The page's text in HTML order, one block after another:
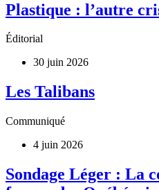
Plastique : l’autre
Éditorial
30 juin 2026
Les Talibans
Communiqué
4 juin 2026
Sondage Léger : La